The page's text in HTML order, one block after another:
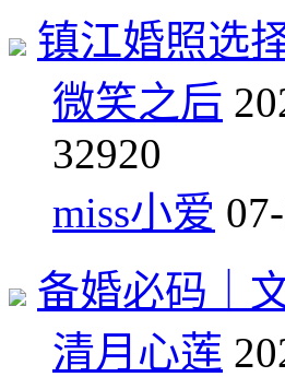
镇江婚照选
微笑之后
32920
miss小爱
备婚必码｜
清月心莲